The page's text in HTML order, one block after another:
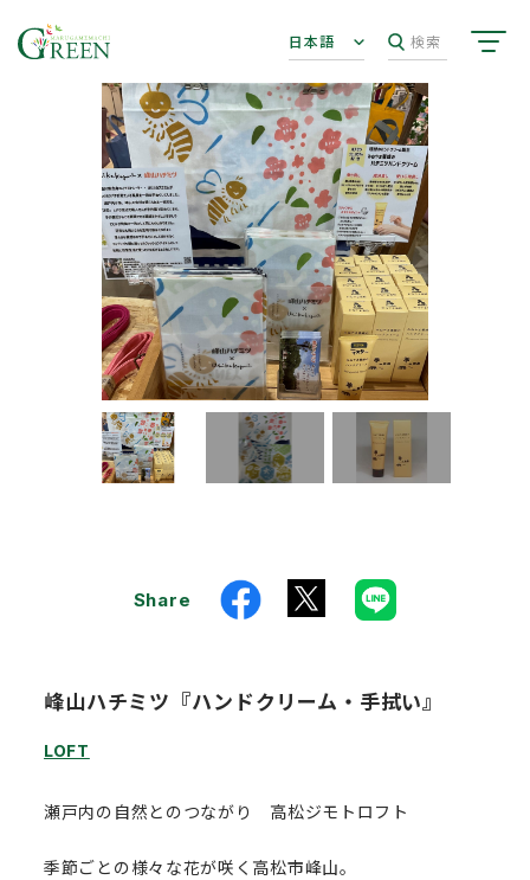
日本語 検索
Share
峰山ハチミツ『ハンドクリーム・手拭い』
LOFT
瀬戸内の自然とのつながり 高松ジモトロフト
季節ごとの様々な花が咲く高松市峰山。